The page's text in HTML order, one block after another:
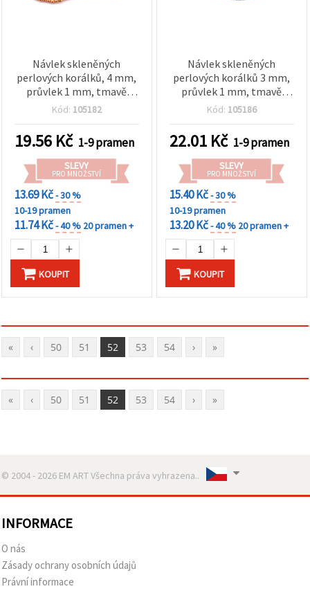
Návlek skleněných
perlových korálků, 4 mm,
průvlek 1 mm, tmavě
oranžová, ±80 cm, ±216 ks
Kód: 105182
19.56 Kč 1-9 pramen
SLEVY
PRO MNOŽSTVÍ
13.69 Kč- 30 %
10-19 pramen
11.74 Kč- 40 % 20 pramen +
KOUPIT
Návlek skleněných
perlových korálků 3 mm,
průvlek 1 mm, tmavě
hnědá, délka ±60 cm, ±220
Kód: 105186
22.01 Kč 1-9 pramen
SLEVY
PRO MNOŽSTVÍ
15.40 Kč- 30 %
10-19 pramen
13.20 Kč- 40 % 20 pramen +
KOUPIT
« ‹ 50 51 52 53 54 › »
« ‹ 50 51 52 53 54 › »
© 2004 - 2026 EM ART Všechna práva vyhrazena..
INFORMACE
O nás
Zásady ochrany osobních údajů
Právní informace